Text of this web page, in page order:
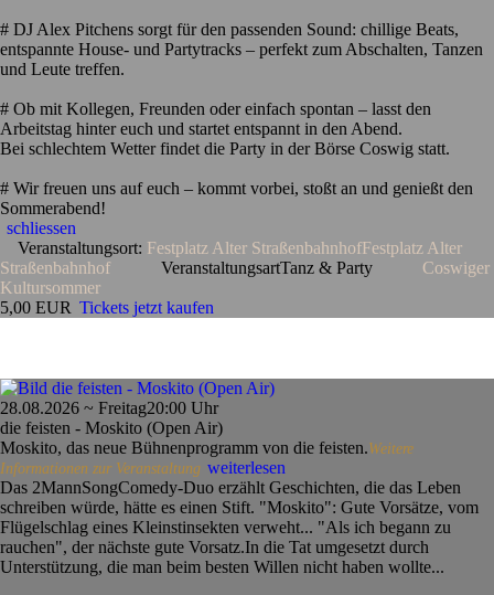
# DJ Alex Pitchens sorgt für den passenden Sound: chillige Beats,
entspannte House- und Partytracks – perfekt zum Abschalten, Tanzen
und Leute treffen.
# Ob mit Kollegen, Freunden oder einfach spontan – lasst den
Arbeitstag hinter euch und startet entspannt in den Abend.
Bei schlechtem Wetter findet die Party in der Börse Coswig statt.
# Wir freuen uns auf euch – kommt vorbei, stoßt an und genießt den
Sommerabend!
schliessen
Veranstaltungsort: Festplatz Alter StraßenbahnhofFestplatz Alter
Straßenbahnhof
VeranstaltungsartTanz & Party
Coswiger
Kultursommer
5,00 EUR Tickets jetzt kaufen
28.08.2026 ~ Freitag20:00 Uhr
die feisten - Moskito (Open Air)
Moskito, das neue Bühnenprogramm von die feisten.Weitere
Informationen zur Veranstaltung weiterlesen
Das 2MannSongComedy-Duo erzählt Geschichten, die das Leben
schreiben würde, hätte es einen Stift. "Moskito": Gute Vorsätze, vom
Flügelschlag eines Kleinstinsekten verweht... "Als ich begann zu
rauchen", der nächste gute Vorsatz.In die Tat umgesetzt durch
Unterstützung, die man beim besten Willen nicht haben wollte...